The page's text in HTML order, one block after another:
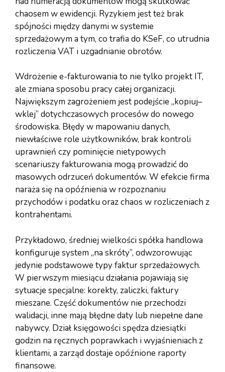
chaosem w ewidencji. Ryzykiem jest też brak
spójności między danymi w systemie
sprzedażowym a tym, co trafia do KSeF, co utrudnia
rozliczenia VAT i uzgadnianie obrotów.
Wdrożenie e-fakturowania to nie tylko projekt IT,
ale zmiana sposobu pracy całej organizacji.
Największym zagrożeniem jest podejście „kopiuj–
wklej” dotychczasowych procesów do nowego
środowiska. Błędy w mapowaniu danych,
niewłaściwe role użytkowników, brak kontroli
uprawnień czy pominięcie nietypowych
scenariuszy fakturowania mogą prowadzić do
masowych odrzuceń dokumentów. W efekcie firma
naraża się na opóźnienia w rozpoznaniu
przychodów i podatku oraz chaos w rozliczeniach z
kontrahentami.
Przykładowo, średniej wielkości spółka handlowa
konfiguruje system „na skróty”, odwzorowując
jedynie podstawowe typy faktur sprzedażowych.
W pierwszym miesiącu działania pojawiają się
sytuacje specjalne: korekty, zaliczki, faktury
mieszane. Część dokumentów nie przechodzi
walidacji, inne mają błędne daty lub niepełne dane
nabywcy. Dział księgowości spędza dziesiątki
godzin na ręcznych poprawkach i wyjaśnieniach z
klientami, a zarząd dostaje opóźnione raporty
finansowe.